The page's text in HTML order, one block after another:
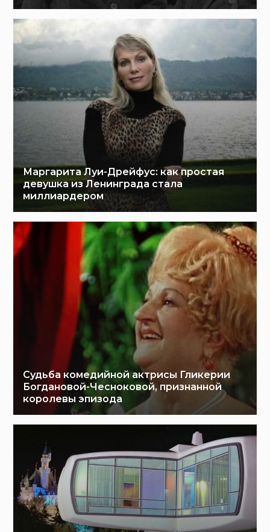
Маргарита Луи-Дрейфус: как простая
девушка из Ленинграда стала
миллиардером
Судьба комедийной актрисы Гликерии
Богдановой-Чесноковой, признанной
королевы эпизода